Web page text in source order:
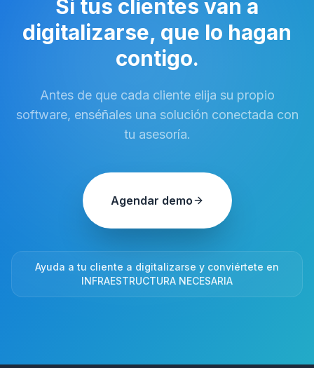
Si tus clientes van a
digitalizarse, que lo hagan
contigo.
Antes de que cada cliente elija su propio
software, enséñales una solución conectada con
tu asesoría.
Agendar demo
Ayuda a tu cliente a digitalizarse y conviértete en
INFRAESTRUCTURA NECESARIA